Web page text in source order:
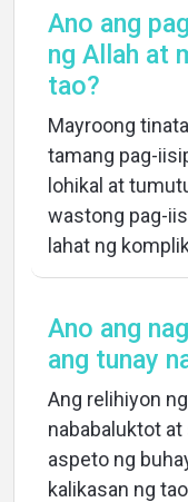
Ano ang
ng Allah at
tao?
Mayroong
tamang pag-
lohikal at
wastong pag-
lahat ng
Ano ang
ang tunay
Ang relihiyon
nababaluktot
aspeto ng
kalikasan ng